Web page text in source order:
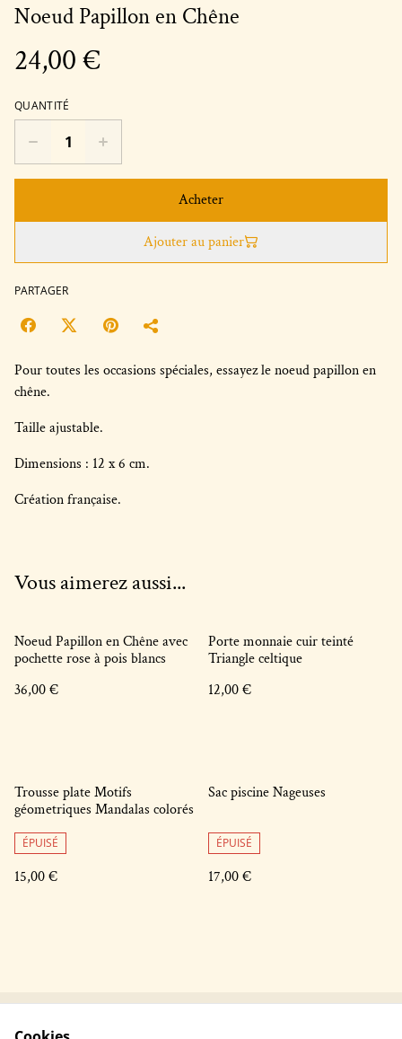
Noeud Papillon en Chêne
24,00 €
QUANTITÉ
Acheter
Ajouter au panier
PARTAGER
Pour toutes les occasions spéciales, essayez le noeud papillon en
chêne.
Taille ajustable.
Dimensions : 12 x 6 cm.
Création française.
Vous aimerez aussi...
Noeud Papillon en Chêne avec
pochette rose à pois blancs
36,00 €
Porte monnaie cuir teinté
Triangle celtique
12,00 €
Trousse plate Motifs
géometriques Mandalas colorés
ÉPUISÉ
15,00 €
Sac piscine Nageuses
ÉPUISÉ
17,00 €